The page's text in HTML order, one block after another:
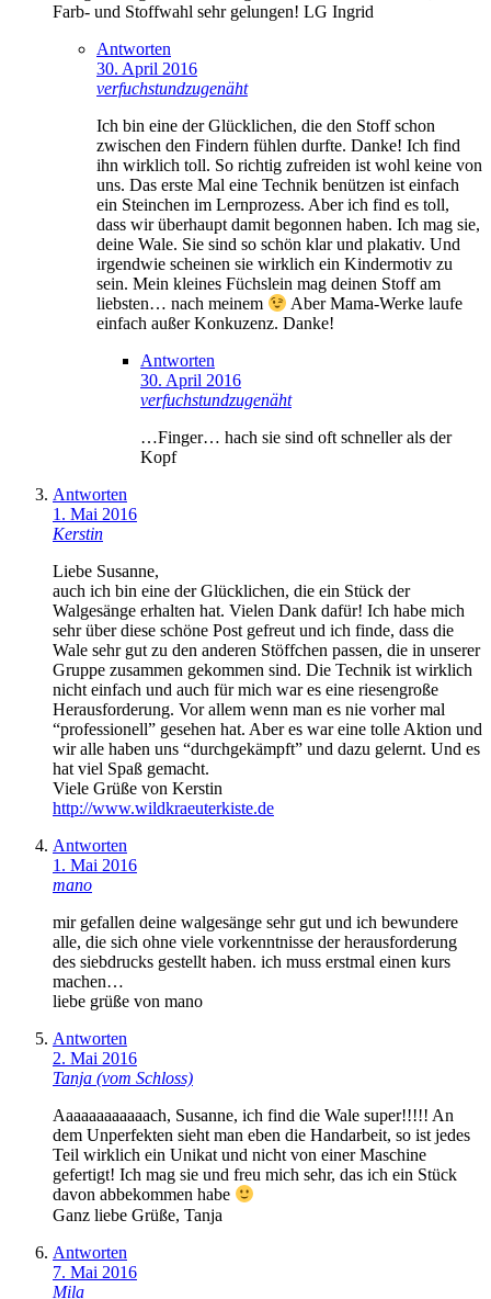
Farb- und Stoffwahl sehr gelungen! LG Ingrid
Antworten
30. April 2016
verfuchstundzugenäht
Ich bin eine der Glücklichen, die den Stoff schon
zwischen den Findern fühlen durfte. Danke! Ich find
ihn wirklich toll. So richtig zufreiden ist wohl keine von
uns. Das erste Mal eine Technik benützen ist einfach
ein Steinchen im Lernprozess. Aber ich find es toll,
dass wir überhaupt damit begonnen haben. Ich mag sie,
deine Wale. Sie sind so schön klar und plakativ. Und
irgendwie scheinen sie wirklich ein Kindermotiv zu
sein. Mein kleines Füchslein mag deinen Stoff am
liebsten… nach meinem
Aber Mama-Werke laufe
einfach außer Konkuzenz. Danke!
Antworten
30. April 2016
verfuchstundzugenäht
…Finger… hach sie sind oft schneller als der
Kopf
Antworten
1. Mai 2016
Kerstin
Liebe Susanne,
auch ich bin eine der Glücklichen, die ein Stück der
Walgesänge erhalten hat. Vielen Dank dafür! Ich habe mich
sehr über diese schöne Post gefreut und ich finde, dass die
Wale sehr gut zu den anderen Stöffchen passen, die in unserer
Gruppe zusammen gekommen sind. Die Technik ist wirklich
nicht einfach und auch für mich war es eine riesengroße
Herausforderung. Vor allem wenn man es nie vorher mal
“professionell” gesehen hat. Aber es war eine tolle Aktion und
wir alle haben uns “durchgekämpft” und dazu gelernt. Und es
hat viel Spaß gemacht.
Viele Grüße von Kerstin
http://www.wildkraeuterkiste.de
Antworten
1. Mai 2016
mano
mir gefallen deine walgesänge sehr gut und ich bewundere
alle, die sich ohne viele vorkenntnisse der herausforderung
des siebdrucks gestellt haben. ich muss erstmal einen kurs
machen…
liebe grüße von mano
Antworten
2. Mai 2016
Tanja (vom Schloss)
Aaaaaaaaaaaach, Susanne, ich find die Wale super!!!!! An
dem Unperfekten sieht man eben die Handarbeit, so ist jedes
Teil wirklich ein Unikat und nicht von einer Maschine
gefertigt! Ich mag sie und freu mich sehr, das ich ein Stück
davon abbekommen habe
Ganz liebe Grüße, Tanja
Antworten
7. Mai 2016
Mila